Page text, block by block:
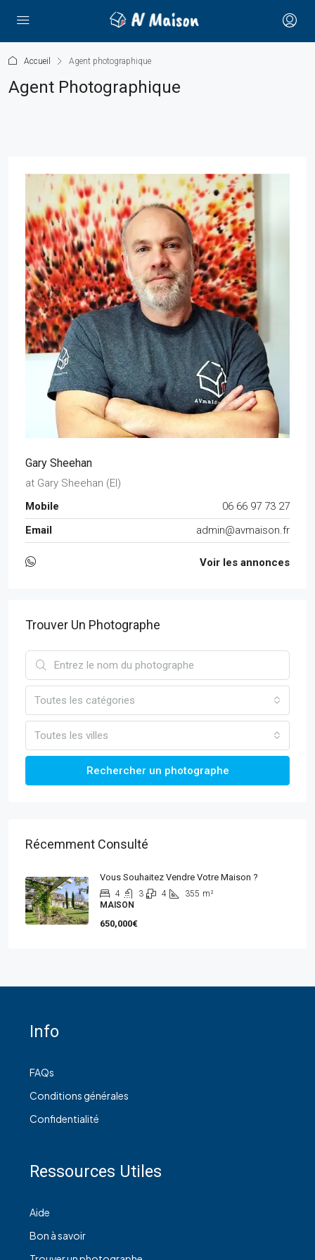
Accueil Agent photographique
Agent Photographique
Gary Sheehan
at Gary Sheehan (EI)
Mobile
06 66 97 73 27
Email
admin@avmaison.fr
Voir les annonces
Trouver Un Photographe
Toutes les catégories
Toutes les villes
Rechercher un photographe
Récemment Consulté
Vous Souhaitez Vendre Votre Maison ?
4 3 4 355 m²
MAISON
650,000€
Info
FAQs
Conditions générales
Confidentialité
Ressources Utiles
Aide
Bon à savoir